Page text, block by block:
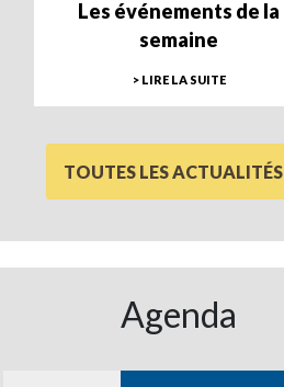
Les événements de la
semaine
> LIRE LA SUITE
TOUTES LES ACTUALITÉS
Agenda